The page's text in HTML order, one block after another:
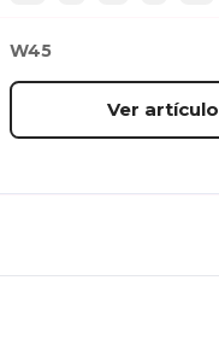
W45
Ver artículo